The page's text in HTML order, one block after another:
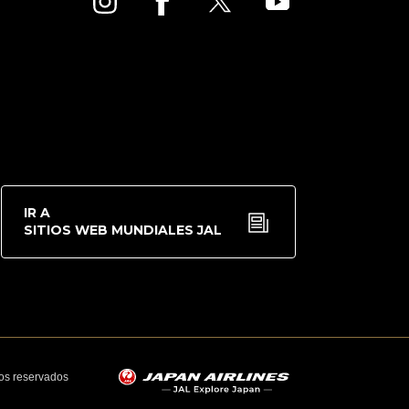
IR A
SITIOS WEB MUNDIALES JAL
reservados